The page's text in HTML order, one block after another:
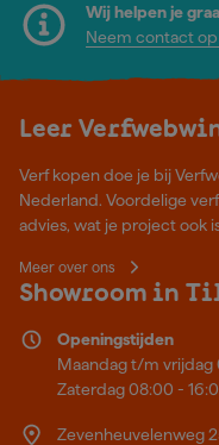
Wij helpen je
Neem contact
Leer
Verf kopen doe je bij
Nederland. Voordelige
advies, wat je project ook
Meer over ons
Showroom in
Openingstijden
Maandag t/m vrijdag
Zaterdag 08:00 -
Zevenheuvelenweg